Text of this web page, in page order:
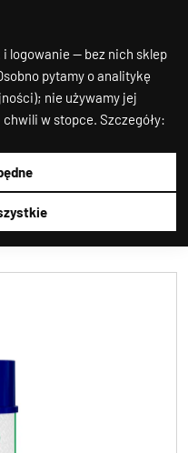
logowanie — bez nich sklep
pytamy o analitykę
nie używamy jej
w stopce. Szczegóły:
BOLL